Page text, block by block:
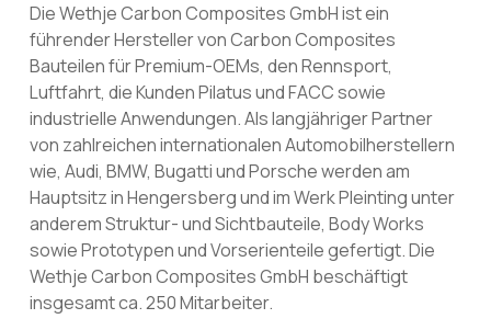
Die Wethje Carbon Composites GmbH ist ein
führender Hersteller von Carbon Composites
Bauteilen für Premium-OEMs, den Rennsport,
Luftfahrt, die Kunden Pilatus und FACC sowie
industrielle Anwendungen. Als langjähriger Partner
von zahlreichen internationalen Automobilherstellern
wie, Audi, BMW, Bugatti und Porsche werden am
Hauptsitz in Hengersberg und im Werk Pleinting unter
anderem Struktur- und Sichtbauteile, Body Works
sowie Prototypen und Vorserienteile gefertigt. Die
Wethje Carbon Composites GmbH beschäftigt
insgesamt ca. 250 Mitarbeiter.